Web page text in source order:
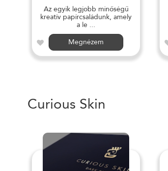
Az egyik legjobb minőségű
kreatív papírcsaládunk, amely
a le ...
Megnézem
Curious Skin